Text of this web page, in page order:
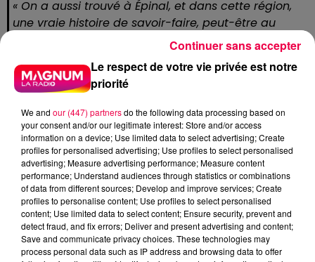
« On a aussi trouvé à Épinal, et dans cette région,
une vraie histoire de savoir-faire, peut-être au
travers du textile. En tout cas, on est sur une terre
UN PROJET SYMBOLE DE
RECONQUÊTE ÉCONOMIQUE
Avec cette future manufacture, l’Agglomération
d’Épinal confirme sa volonté de soutenir les
implantations industrielles créatrices d’emplois et de
valoriser les compétences locales.
L’arrivée de SIS pourrait ainsi marquer une nouvelle
étape dans la reconquête industrielle du territoire
vosgien.
Le respect de votre vie privée est notre
priorité
We and our (447) partnersdo the following data processing based on
your consent and/or our legitimate interest: Store and/or access
information on a device; Use limited data to select advertising; Create
profiles for personalised advertising; Use profiles to select personalised
advertising; Measure advertising performance; Measure content
performance; Understand audiences through statistics or combinations
of data from different sources; Develop and improve services; Create
profiles to personalise content; Use profiles to select personalised
content; Use limited data to select content; Ensure security, prevent and
detect fraud, and fix errors; Deliver and present advertising and content;
Save and communicate privacy choices. These technologies may
process personal data such as IP address and browsing data to offer
Continuer sans accepter